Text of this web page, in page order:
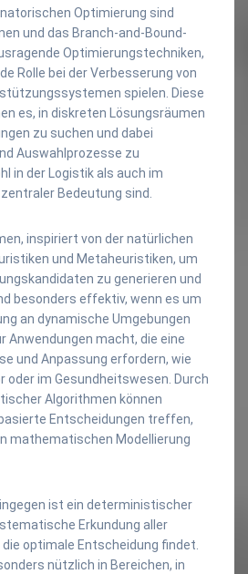
Optimierung sind
und das Branch-and-Bound-
Optimierungstechniken,
Rolle bei der Verbesserung von
spielen. Diese
es, in diskreten Lösungsräumen
zu suchen und dabei
Auswahlprozesse zu
in der Logistik als auch im
Bedeutung sind.
inspiriert von der natürlichen
und Metaheuristiken, um
zu generieren und
besonders effektiv, wenn es um
an dynamische Umgebungen
Anwendungen macht, die eine
und Anpassung erfordern, wie
oder im Gesundheitswesen. Durch
Algorithmen können
Entscheidungen treffen,
mathematischen Modellierung
ist ein deterministischer
Erkundung aller
optimale Entscheidung findet.
nützlich in Bereichen, in